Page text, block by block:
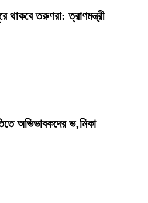
থাকবে তরুণরা: ত্রাণমন্ত্রী
অভিভাবকদের ভ‚মিকা